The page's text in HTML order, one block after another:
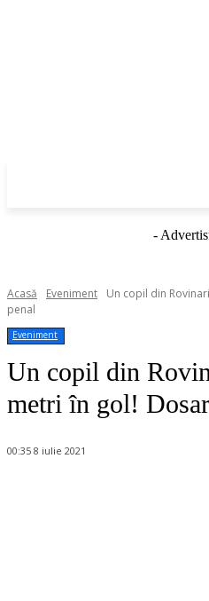
-
Acasă Eveniment
Un copil din
penal
Eveniment
Un copil din
metri în gol!
00:35 8 iulie 2021